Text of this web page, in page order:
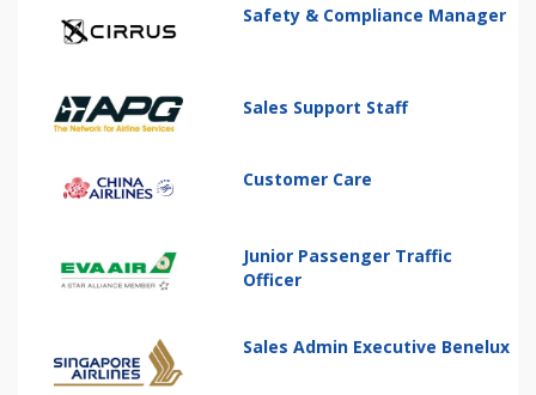
Safety & Compliance Manager
Sales Support Staff
Customer Care
Junior Passenger Traffic
Officer
Sales Admin Executive Benelux